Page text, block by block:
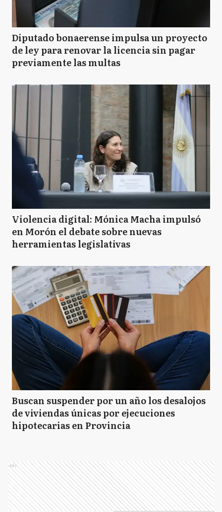
Diputado bonaerense impulsa un proyecto
de ley para renovar la licencia sin pagar
previamente las multas
Violencia digital: Mónica Macha impulsó
en Morón el debate sobre nuevas
herramientas legislativas
Buscan suspender por un año los desalojos
de viviendas únicas por ejecuciones
hipotecarias en Provincia
Ads